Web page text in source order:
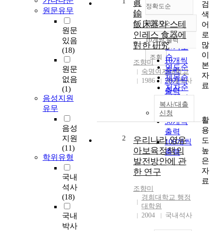
원문유무
원문
있음
(18)
원문
없음
(1)
음성지원
유무
음성
지원
(11)
학위유형
국내
석사
(18)
국내
박사
정확도순
정확도
순
인기도
순
연도순
제목순
저자순
발행기
관순
내림차순
내림차순
10개씩 출력
10개씩
출력
20개씩
출력
30개씩
출력
50개씩
출력
100개씩
출력
조회
眞
鍮
飯床器와 스테
인레스 食器에
對한 硏究
조향미
숙명여자대학교
1986
국내석사
복사/대출
신청
2
우리나라 영유
아보육정책의
발전방안에 관
한 연구
조향미
경희대학교 행정
대학원
2004
국내석사
검
색
어
로
많
이
본
자
료
활
용
도
높
은
자
료